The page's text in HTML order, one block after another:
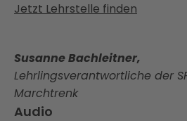
Jetzt Lehrstelle finden
Susanne Bachleitner,
Lehrlingsverantwortliche der
Marchtrenk
Audio